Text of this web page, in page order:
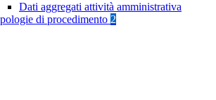
Dati aggregati attività amministrativa
di procedimento 2